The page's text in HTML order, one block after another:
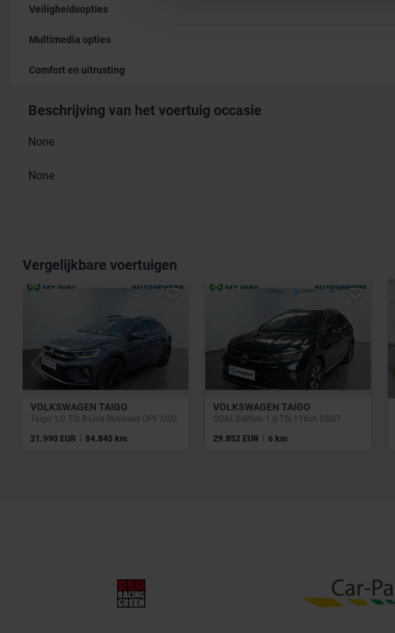
Veiligheidsopties
Multimedia opties
Comfort en uitrusting
Beschrijving van het voertuig occasie
None
None
Vergelijkbare voertuigen
VOLKSWAGEN TAIGO
Taigo 1.0 TSI R-Line Business OPF DSG
21.990 EUR | 84.845 km
VOLKSWAGEN TAIGO
GOAL Edition 1.0 TSI 116ch DSG7
29.852 EUR | 6 km